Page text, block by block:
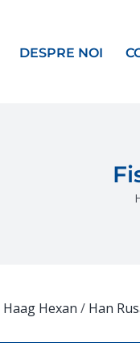
DESPRE NOI
Haag Hexan / Han